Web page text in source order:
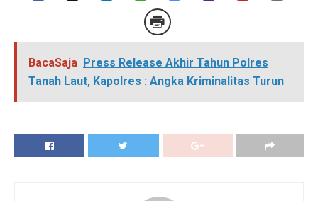
BacaSaja Press Release Akhir Tahun Polres
Tanah Laut, Kapolres : Angka Kriminalitas Turun